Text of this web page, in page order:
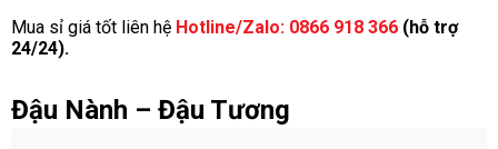
Mua sỉ giá tốt liên hệ Hotline/Zalo: 0866 918 366 (hỗ trợ
24/24).
Đậu Nành – Đậu Tương